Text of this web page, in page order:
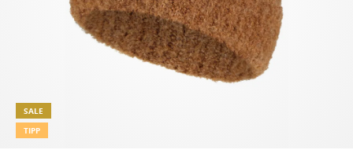
SALE
TIPP